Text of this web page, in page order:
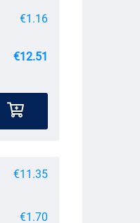
€1.16
€12.51
€11.35
€1.70